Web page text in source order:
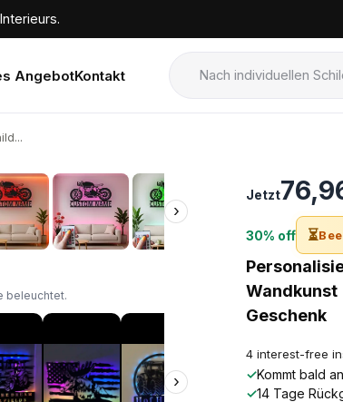
AngebotKontakt
›
›
beleuchtet.
›
Jetzt
30% off ⏳
Wandkunst
Geschenk
4 interest-free
✓Kommt bald
✓14 Tage